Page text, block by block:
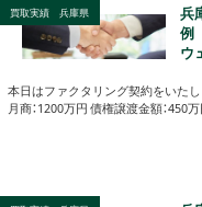
買取実績 兵庫県
兵
例
ウ
本日はファクタリング契約をいたし
月商：1200万円 債権譲渡金額：